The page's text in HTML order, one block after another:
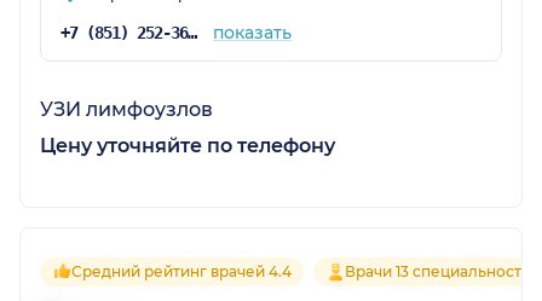
+7 (851) 252-36-86 показать
УЗИ лимфоузлов
Цену уточняйте по телефону
Средний рейтинг врачей 4.4 Врачи 13 специальностей